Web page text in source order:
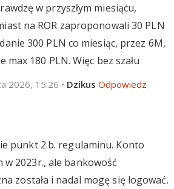
w przyszłym miesiącu,
na ROR zaproponowali 30 PLN
300 PLN co miesiąc, przez 6M,
max 180 PLN. Więc bez szału
2026, 15:26 • Dzikus Odpowiedz
punkt 2.b. regulaminu. Konto
w 2023r., ale bankowość
została i nadal mogę się logować.